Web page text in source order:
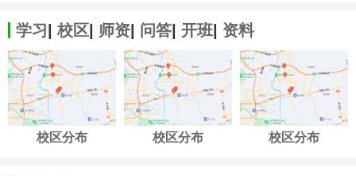
学习 校区 师资 问答 开班 资料
校区分布 校区分布 校区分布